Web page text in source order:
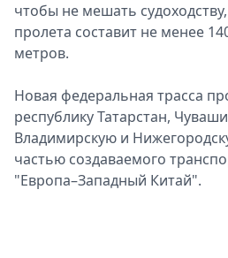
чтобы не мешать
пролета составит не менее
метров.
Новая федеральная трасса
республику Татарстан,
Владимирскую и
частью создаваемого
"Европа–Западный Китай".